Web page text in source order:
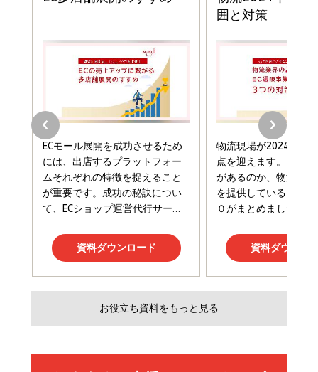
Brand Shift(ブランド・シフト): 「信頼」で選ばれ
る時代の成長戦略
￥2,420
マーケティングの真実 P&G・グリコで学んだ失敗
と成長の法則
￥2,200
Amazonランキングをもっと見る
anan(アンアン)2026/07/08号 No.2502[2026
年後半、あなたの恋と運命／山田涼介]
￥880
ママ投資家が育休中に１億貯めた株式投資
￥1,870
組織の成果を最大化する ルールのデザイン
￥1,980
Amazonランキングをもっと見る
影響力の武器［新版］：人を動かす七つの原理
￥3,190
フィードバック経営 「沈黙の組織」から「高め合う
組織」へ
Amazonランキングをもっと見る